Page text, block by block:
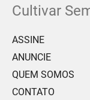
Cultivar
ASSINE
ANUNCIE
QUEM SOMOS
CONTATO